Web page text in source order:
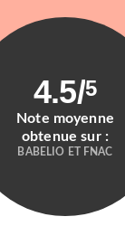
4.5/5
Note moyenne
obtenue sur :
BABELIO ET FNAC